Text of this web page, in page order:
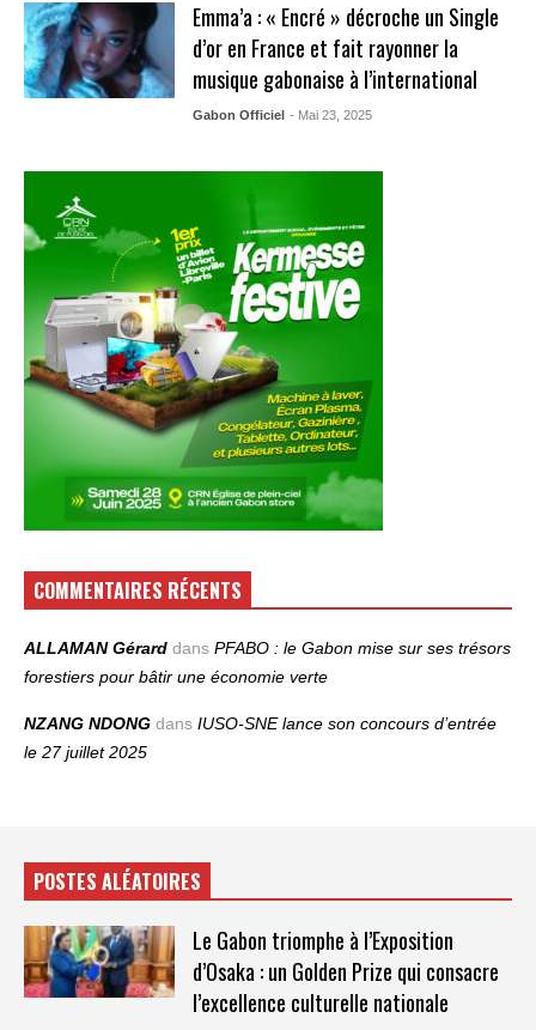
Emma’a : « Encré » décroche un Single
d’or en France et fait rayonner la
musique gabonaise à l’international
Gabon Officiel - Mai 23, 2025
COMMENTAIRES RÉCENTS
ALLAMAN Gérard dans PFABO : le Gabon mise sur ses trésors
forestiers pour bâtir une économie verte
NZANG NDONG dans IUSO‑SNE lance son concours d’entrée
le 27 juillet 2025
POSTES ALÉATOIRES
Le Gabon triomphe à l’Exposition
d’Osaka : un Golden Prize qui consacre
l’excellence culturelle nationale